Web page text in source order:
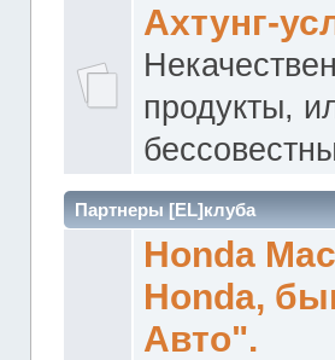
Ахтунг-
продукты,
Партнеры [EL]клуба
Honda
Honda,
Авто".